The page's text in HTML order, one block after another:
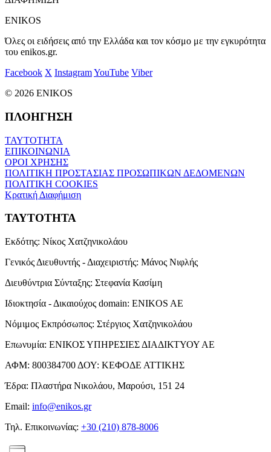
ENIKOS
Όλες οι ειδήσεις από την Ελλάδα και τον κόσμο με την εγκυρότητα
του enikos.gr.
Facebook X InstagramYouTube Viber
© 2026 ENIKOS
ΠΛΟΗΓΗΣΗ
ΤΑΥΤΟΤΗΤΑ
ΕΠΙΚΟΙΝΩΝΙΑ
ΟΡΟΙ ΧΡΗΣΗΣ
ΠΟΛΙΤΙΚΗ ΠΡΟΣΤΑΣΙΑΣ ΠΡΟΣΩΠΙΚΩΝ ΔΕΔΟΜΕΝΩΝ
ΠΟΛΙΤΙΚΗ COOKIES
Κρατική Διαφήμιση
ΤΑΥΤΟΤΗΤΑ
Εκδότης: Νίκος Χατζηνικολάου
Γενικός Διευθυντής - Διαχειριστής: Μάνος Νιφλής
Διευθύντρια Σύνταξης: Στεφανία Κασίμη
Ιδιοκτησία - Δικαιούχος domain: ENIKOS AE
Νόμιμος Εκπρόσωπος: Στέργιος Χατζηνικολάου
Επωνυμία: ΕΝΙΚΟΣ ΥΠΗΡΕΣΙΕΣ ΔΙΑΔΙΚΤΥΟΥ ΑΕ
ΑΦΜ: 800384700 ΔΟΥ: ΚΕΦΟΔΕ ΑΤΤΙΚΗΣ
Έδρα: Πλαστήρα Νικολάου, Μαρούσι, 151 24
Email: info@enikos.gr
Τηλ. Επικοινωνίας: +30 (210) 878-8006